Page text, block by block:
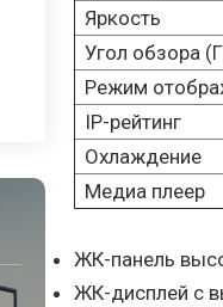
Яркость
Угол обзора
Режим
IP-рейтинг
Охлаждение
Медиа плеер
ЖК-панель
ЖК-дисплей с